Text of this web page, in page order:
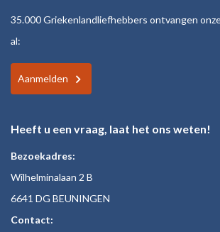
35.000 Griekenlandliefhebbers ontvangen
al:
Aanmelden
Heeft u een vraag, laat het ons weten!
Bezoekadres:
Wilhelminalaan 2 B
6641 DG BEUNINGEN
Contact: